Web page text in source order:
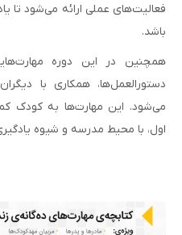
فعالیت‌های عملی ارائه می‌شود تا
باشد.
همچنین در این دوره
دستورالعمل‌ها، همکاری با
می‌شود. این مهارت‌ها به کودک
اول، با محیط مدرسه و شیوه